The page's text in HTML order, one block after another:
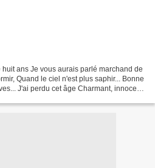
ans Je vous aurais parlé marchand de
Quand le ciel n'est plus saphir... Bonne
J'ai perdu cet âge Charmant, innocent